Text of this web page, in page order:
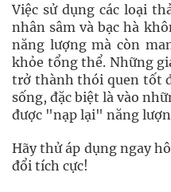
Việc sử dụng các loại
nhân sâm và bạc hà
năng lượng mà còn
khỏe tổng thể. Những
trở thành thói quen tốt
sống, đặc biệt là vào
được "nạp lại" năng
Hãy thử áp dụng ngay
đổi tích cực!